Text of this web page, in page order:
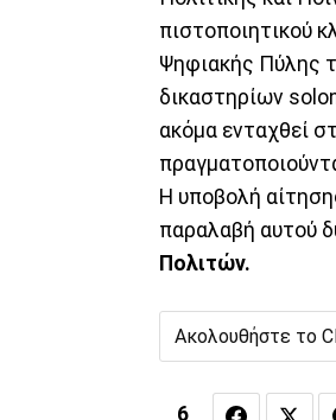
πιστοποιητικού
Ψηφιακής Πύλης
δικαστηρίων
ακόμα ενταχθεί
Η υποβολή
παραλαβή αυτού
Πολιτών.
Ακολουθήστε το
6